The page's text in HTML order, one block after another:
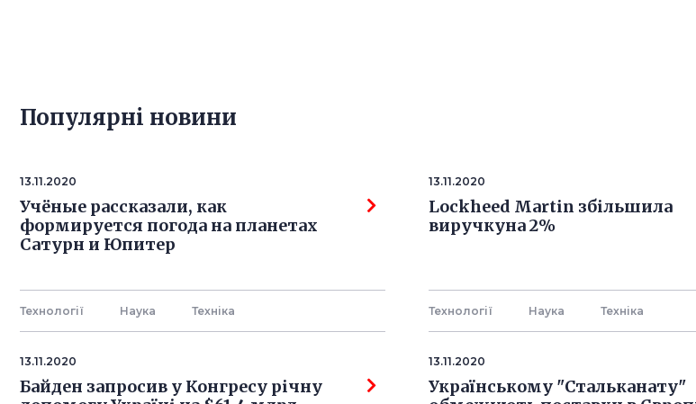
Популярнi новини
13.11.2020
Учёные рассказали, как
формируется погода на планетах
Сатурн и Юпитер
Технології Наука Технiка
13.11.2020
Lockheed Martin збільшила
виручкуна 2%
Технології Наука Технiка
13.11.2020
Байден запросив у Конгресу річну
13.11.2020
Українському "Стальканату"